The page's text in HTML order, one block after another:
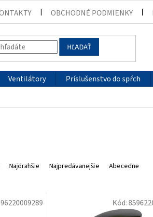
OBCHODNÉ PODMIENKY
HĽADAŤ
Ventilátory Príslušenstvo do spŕch
Najdrahšie Najpredávanejšie Abecedne
Kód: